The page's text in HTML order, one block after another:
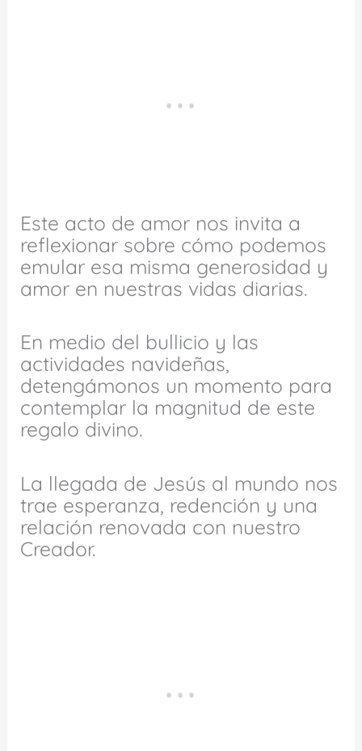
Este acto de amor nos invita a
reflexionar sobre cómo podemos
emular esa misma generosidad y
amor en nuestras vidas diarias.
En medio del bullicio y las
actividades navideñas,
detengámonos un momento para
contemplar la magnitud de este
regalo divino.
La llegada de Jesús al mundo nos
trae esperanza, redención y una
relación renovada con nuestro
Creador.